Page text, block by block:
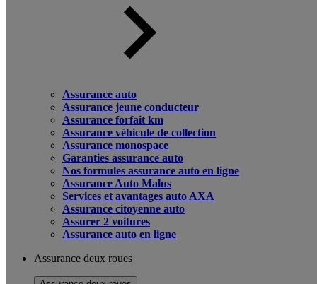
Assurance auto
Assurance jeune conducteur
Assurance forfait km
Assurance véhicule de collection
Assurance monospace
Garanties assurance auto
Nos formules assurance auto en ligne
Assurance Auto Malus
Services et avantages auto AXA
Assurance citoyenne auto
Assurer 2 voitures
Assurance auto en ligne
Assurance deux roues